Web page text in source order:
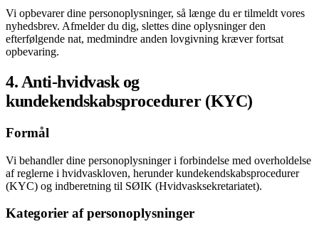
Vi opbevarer dine personoplysninger, så længe du er tilmeldt vores
nyhedsbrev. Afmelder du dig, slettes dine oplysninger den
efterfølgende nat, medmindre anden lovgivning kræver fortsat
opbevaring.
4. Anti-hvidvask og
kundekendskabsprocedurer (KYC)
Formål
Vi behandler dine personoplysninger i forbindelse med overholdelse
af reglerne i hvidvaskloven, herunder kundekendskabsprocedurer
(KYC) og indberetning til SØIK (Hvidvasksekretariatet).
Kategorier af personoplysninger